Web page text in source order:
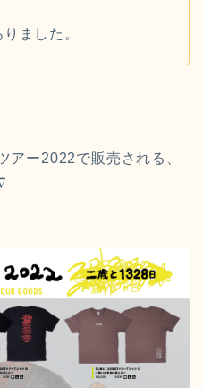
ました。
アー2022で販売される、